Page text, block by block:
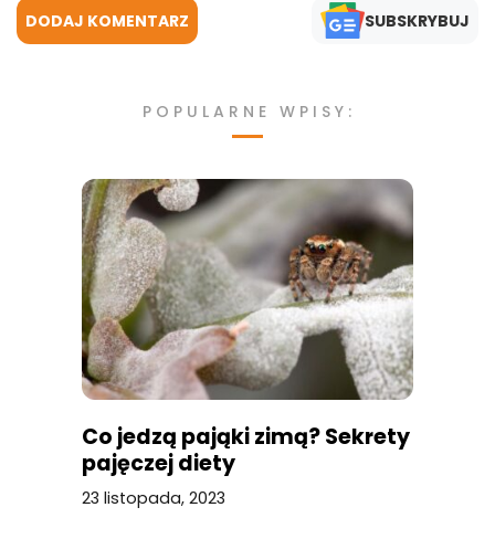
DODAJ KOMENTARZ SUBSKRYBUJ
POPULARNE WPISY:
Co jedzą pająki zimą? Sekrety
pajęczej diety
23 listopada, 2023